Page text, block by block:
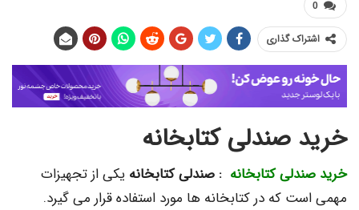
گذاری
صندلی کتابخانه
کتابخانه : صندلی کتابخانهیکی از تجهیزات
که در کتابخانه ها مورد استفاده قرار می گیرد.